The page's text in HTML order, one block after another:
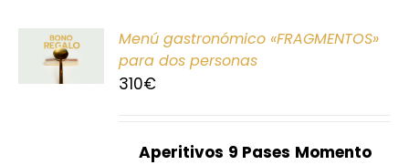
Menú gastronómico «FRAGMENTOS»
para dos personas
310€
Aperitivos 9 Pases Momento